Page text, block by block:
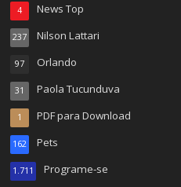
News Top
4
Nilson Lattari
237
Orlando
97
Paola Tucunduva
31
PDF para Download
1
Pets
162
Programe-se
1.711